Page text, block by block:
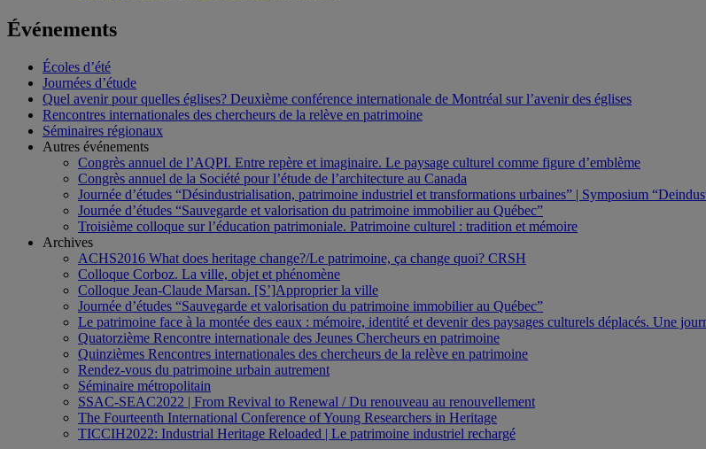
Événements
Écoles d’été
Journées d’étude
Quel avenir pour quelles églises? Deuxième conférence internationale de Montréal sur l’avenir des églises
Rencontres internationales des chercheurs de la relève en patrimoine
Séminaires régionaux
Autres événements
Congrès annuel de l’AQPI. Entre repère et imaginaire. Le paysage culturel comme figure d’emblème
Congrès annuel de la Société pour l’étude de l’architecture au Canada
Journée d’études “Désindustrialisation, patrimoine industriel et transformations urbaines” | Symposium
Journée d’études “Sauvegarde et valorisation du patrimoine immobilier au Québec”
Troisième colloque sur l’éducation patrimoniale. Patrimoine culturel : tradition et mémoire
Archives
ACHS2016 What does heritage change?/Le patrimoine, ça change quoi? CRSH
Colloque Corboz. La ville, objet et phénomène
Colloque Jean-Claude Marsan. [S’]Approprier la ville
Journée d’études “Sauvegarde et valorisation du patrimoine immobilier au Québec”
Le patrimoine face à la montée des eaux : mémoire, identité et devenir des paysages culturels déplacés. Une
Quatorzième Rencontre internationale des Jeunes Chercheurs en patrimoine
Quinzièmes Rencontres internationales des chercheurs de la relève en patrimoine
Rendez-vous du patrimoine urbain autrement
Séminaire métropolitain
SSAC-SEAC2022 | From Revival to Renewal / Du renouveau au renouvellement
The Fourteenth International Conference of Young Researchers in Heritage
TICCIH2022: Industrial Heritage Reloaded | Le patrimoine industriel rechargé